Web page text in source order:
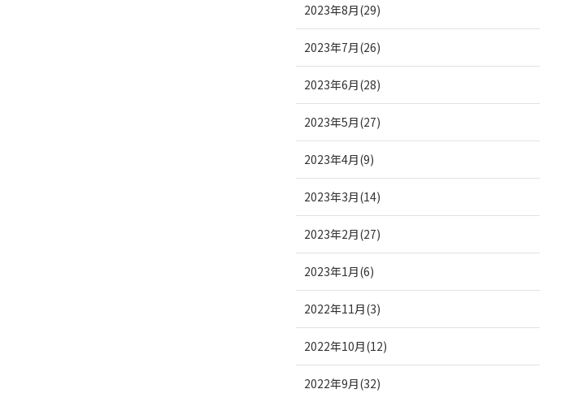
2023年8月(29)
2023年7月(26)
2023年6月(28)
2023年5月(27)
2023年4月(9)
2023年3月(14)
2023年2月(27)
2023年1月(6)
2022年11月(3)
2022年10月(12)
2022年9月(32)